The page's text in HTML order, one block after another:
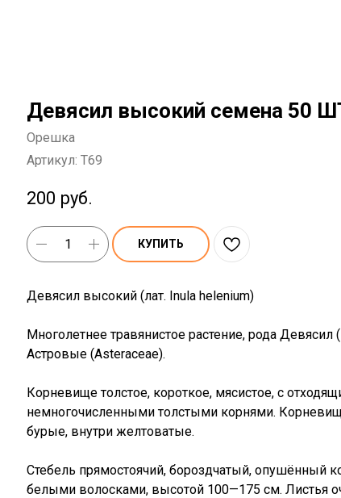
Девясил высокий семена 50
Орешка
Артикул: T69
200 руб.
КУПИТЬ
Девясил высокий (лат. Inula helenium)
Многолетнее травянистое растение, рода Девясил
Астровые (Asteraceae).
Корневище толстое, короткое, мясистое, с
немногочисленными толстыми корнями.
бурые, внутри желтоватые.
Стебель прямостоячий, бороздчатый, опушённый
белыми волосками, высотой 100—175 см. Листья